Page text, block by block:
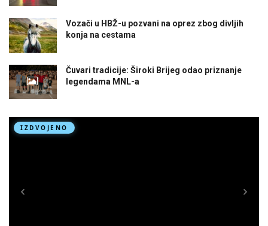
Vozači u HBŽ-u pozvani na oprez zbog divljih
konja na cestama
Čuvari tradicije: Široki Brijeg odao priznanje
legendama MNL-a